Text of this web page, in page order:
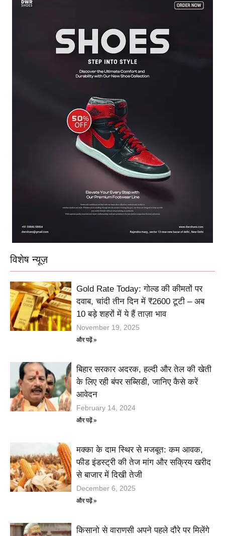
विशेष न्यूज़
Gold Rate Today: गोल्ड की कीमतों पर
दवाब, चांदी तीन दिन में ₹2600 टूटी – अब
10 बड़े शहरों में ये हैं ताज़ा भाव
November 19, 2025
और पढ़ें »
बिहार सरकार अदरक, हल्दी और तेल की खेती
के लिए रही बंपर सब्सिडी, जानिए कैसे करें
आवेदन
February 14, 2024
और पढ़ें »
मक्का के दाम स्थिर से मजबूत: कम आवक,
फीड इंडस्ट्री की तेज मांग और सक्रिय खरीद
से बाजार में दिखी तेजी
December 6, 2025
और पढ़ें »
किसानो से वाराणसी अपने पहले दौरे पर मिलेंगे